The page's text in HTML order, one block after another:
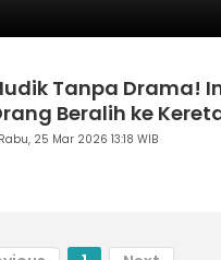
Tanpa Drama!
Beralih ke
Rabu, 25 Mar 2026 13:18 WIB